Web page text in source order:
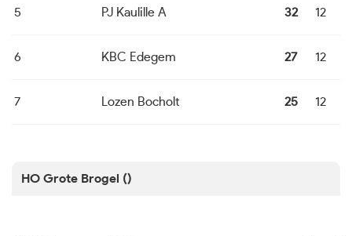
5 PJ Kaulille A 32 12
6 KBC Edegem 27 12
7 Lozen Bocholt 25 12
HO Grote Brogel ()